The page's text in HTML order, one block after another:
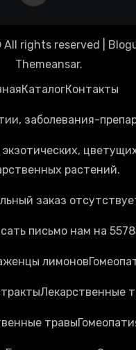
rights reserved
Themeansar.
КаталогКонтакты
заболевания-
растений.
заказ
письмо нам на
лимонов
Лекарственные
травы